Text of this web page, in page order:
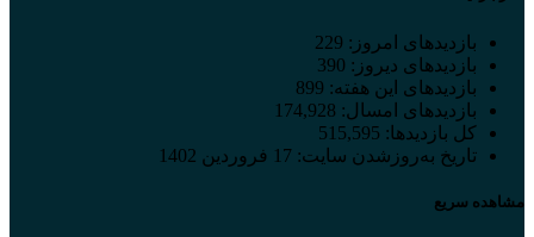
بازدیدهای امروز: 229
بازدیدهای دیروز: 390
بازدیدهای این هفته: 899
بازدیدهای امسال: 174,928
کل بازدیدها: 515,595
تاریخ به‌روزشدن سایت: 17 فروردین 1402
مشاهده سریع